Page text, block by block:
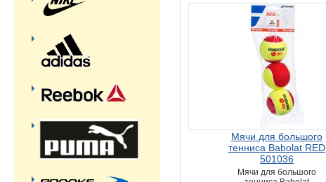
Мячи для большого
тенниса Babolat RED
501036
Мячи для большого